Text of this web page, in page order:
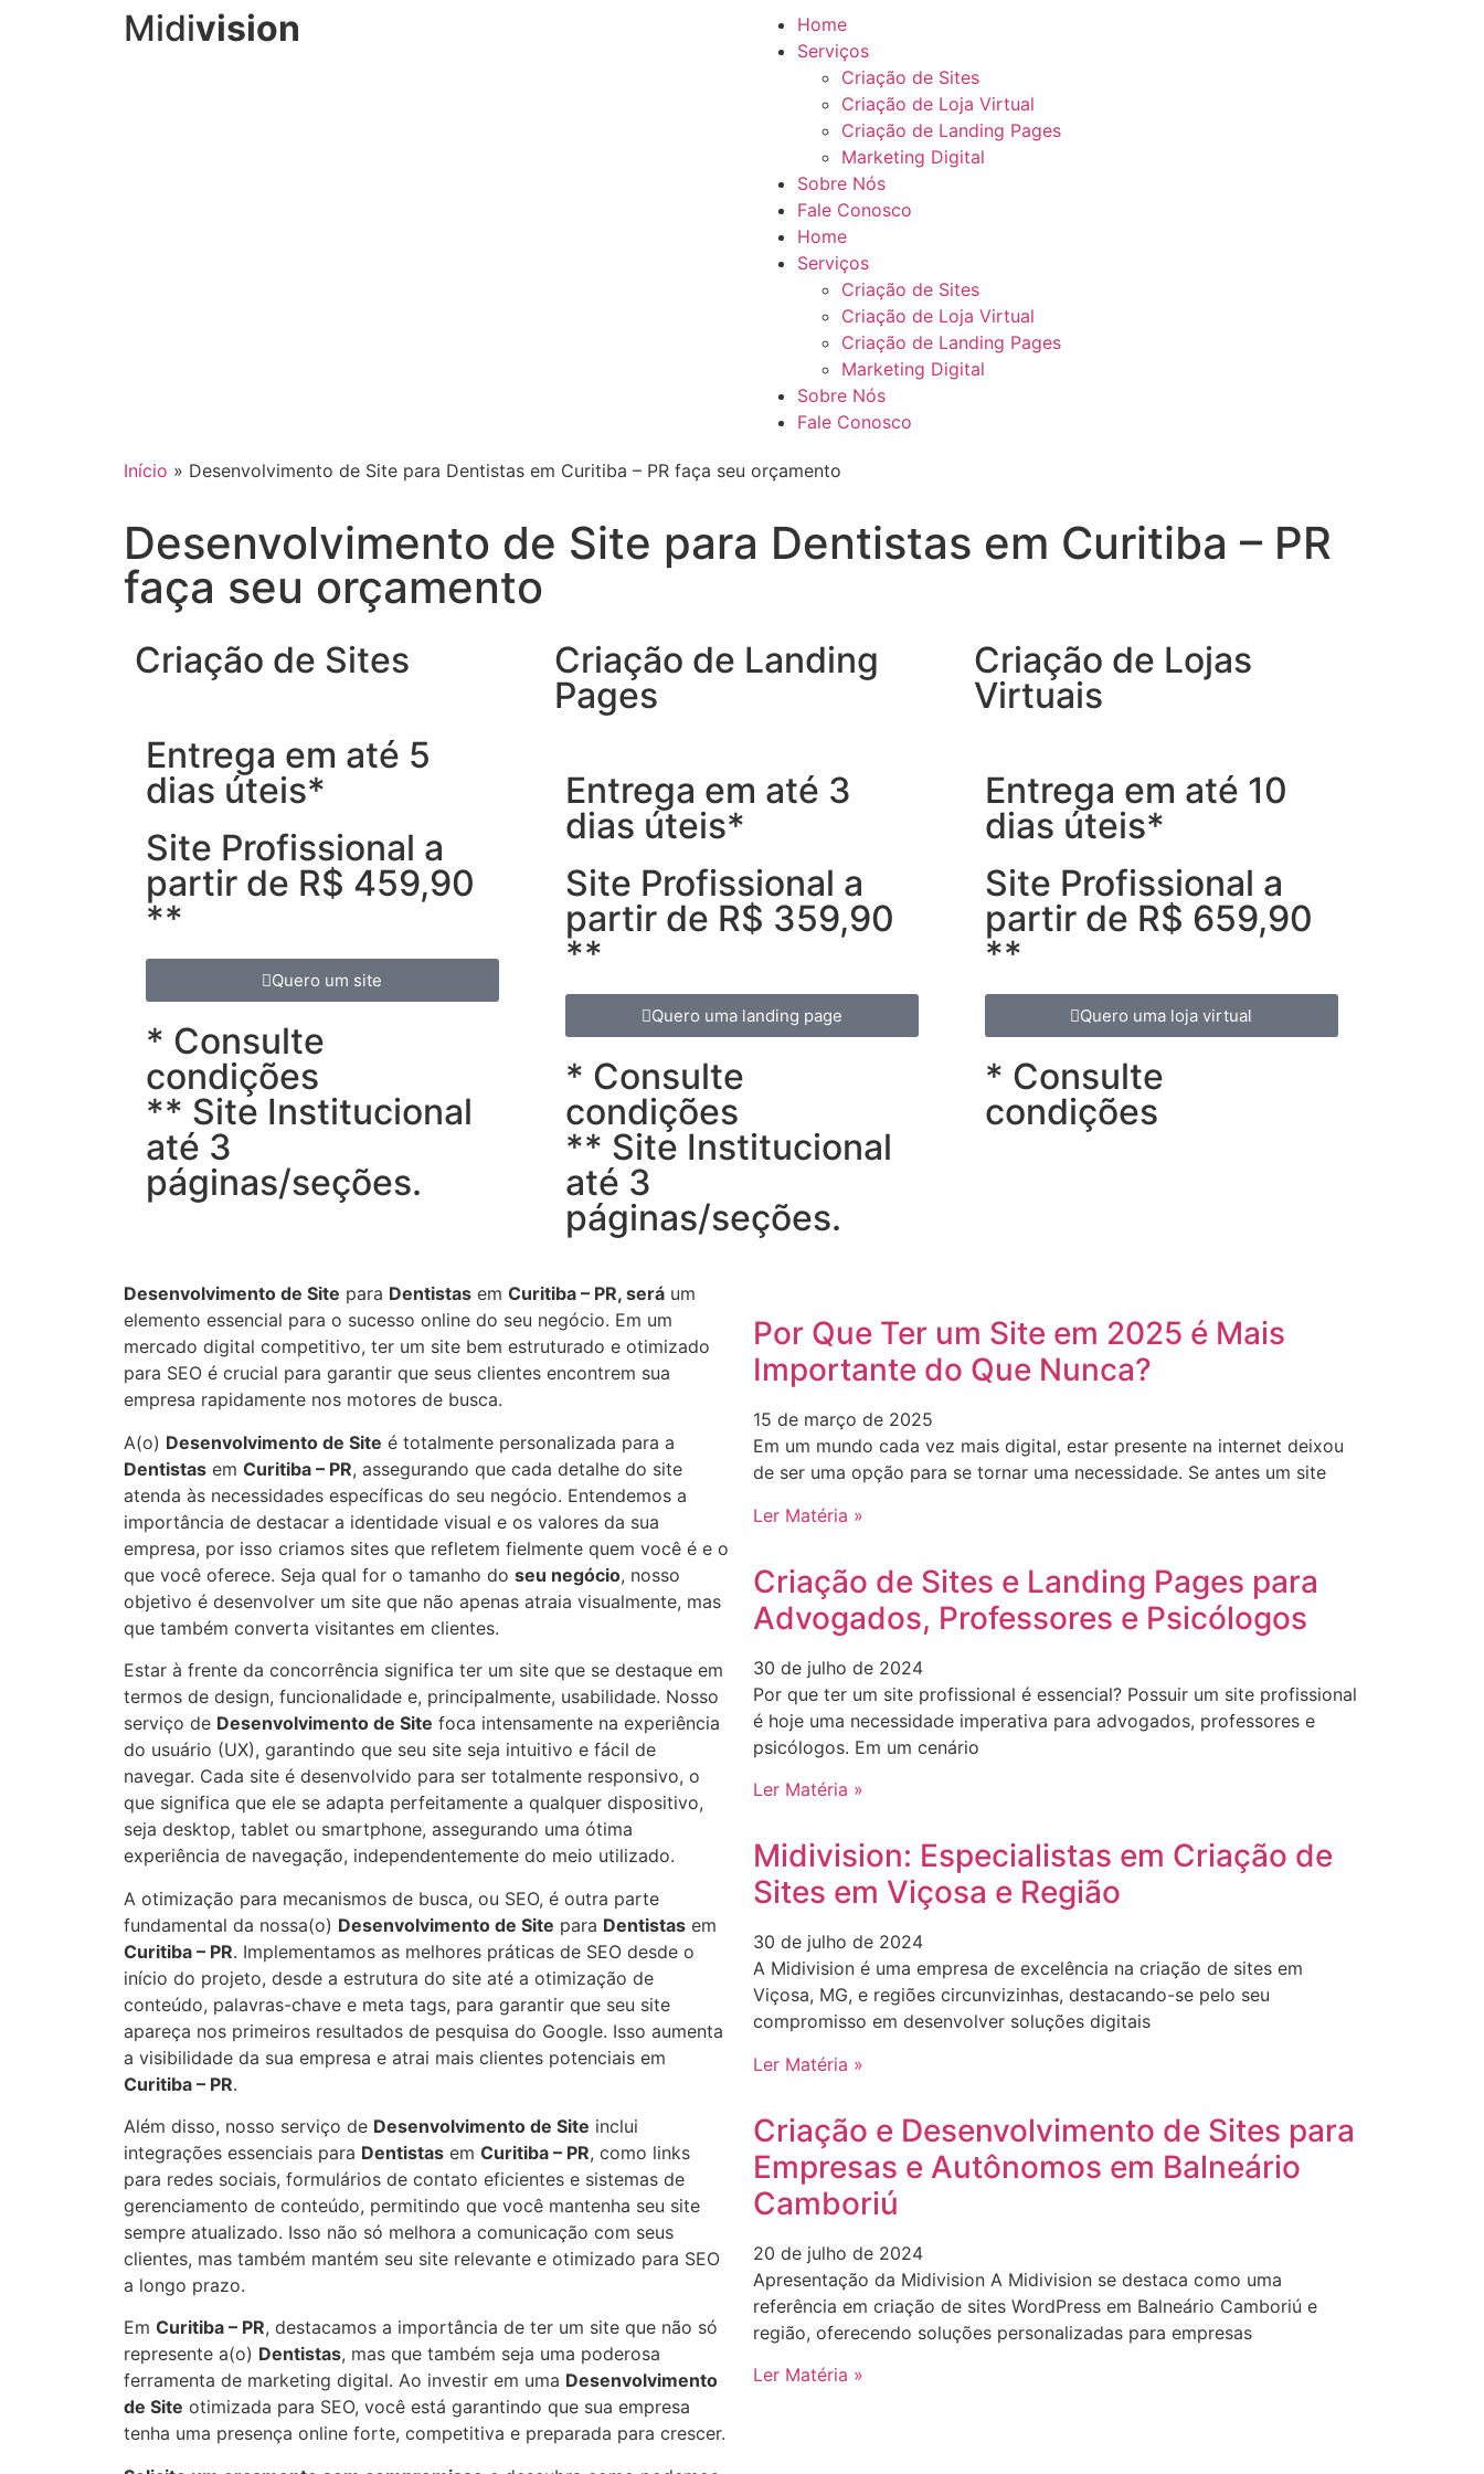
Midivision
Home
Serviços
Criação de Sites
Criação de Loja Virtual
Criação de Landing Pages
Marketing Digital
Sobre Nós
Fale Conosco
Home
Serviços
Criação de Sites
Criação de Loja Virtual
Criação de Landing Pages
Marketing Digital
Sobre Nós
Fale Conosco
Início » Desenvolvimento de Site para Dentistas em Curitiba – PR faça seu orçamento
Desenvolvimento de Site para Dentistas em Curitiba – PR
faça seu orçamento
Criação de Sites
Entrega em até 5
dias úteis*
Site Profissional a
partir de R$ 459,90
**
Quero um site
* Consulte
condições
** Site Institucional
até 3
páginas/seções.
Criação de Landing
Pages
Entrega em até 3
dias úteis*
Site Profissional a
partir de R$ 359,90
**
Quero uma landing page
* Consulte
condições
** Site Institucional
até 3
páginas/seções.
Criação de Lojas
Virtuais
Entrega em até 10
dias úteis*
Site Profissional a
partir de R$ 659,90
**
Quero uma loja virtual
* Consulte
condições
Desenvolvimento de Site para Dentistas em Curitiba – PR, será um
elemento essencial para o sucesso online do seu negócio. Em um
mercado digital competitivo, ter um site bem estruturado e otimizado
para SEO é crucial para garantir que seus clientes encontrem sua
empresa rapidamente nos motores de busca.
A(o) Desenvolvimento de Site é totalmente personalizada para a
Dentistas em Curitiba – PR, assegurando que cada detalhe do site
atenda às necessidades específicas do seu negócio. Entendemos a
importância de destacar a identidade visual e os valores da sua
empresa, por isso criamos sites que refletem fielmente quem você é e o
que você oferece. Seja qual for o tamanho do seu negócio, nosso
objetivo é desenvolver um site que não apenas atraia visualmente, mas
que também converta visitantes em clientes.
Estar à frente da concorrência significa ter um site que se destaque em
termos de design, funcionalidade e, principalmente, usabilidade. Nosso
serviço de Desenvolvimento de Site foca intensamente na experiência
do usuário (UX), garantindo que seu site seja intuitivo e fácil de
navegar. Cada site é desenvolvido para ser totalmente responsivo, o
que significa que ele se adapta perfeitamente a qualquer dispositivo,
seja desktop, tablet ou smartphone, assegurando uma ótima
experiência de navegação, independentemente do meio utilizado.
A otimização para mecanismos de busca, ou SEO, é outra parte
fundamental da nossa(o) Desenvolvimento de Site para Dentistas em
Curitiba – PR. Implementamos as melhores práticas de SEO desde o
início do projeto, desde a estrutura do site até a otimização de
conteúdo, palavras-chave e meta tags, para garantir que seu site
apareça nos primeiros resultados de pesquisa do Google. Isso aumenta
a visibilidade da sua empresa e atrai mais clientes potenciais em
Curitiba – PR.
Além disso, nosso serviço de Desenvolvimento de Site inclui
integrações essenciais para Dentistas em Curitiba – PR, como links
para redes sociais, formulários de contato eficientes e sistemas de
gerenciamento de conteúdo, permitindo que você mantenha seu site
sempre atualizado. Isso não só melhora a comunicação com seus
clientes, mas também mantém seu site relevante e otimizado para SEO
a longo prazo.
Em Curitiba – PR, destacamos a importância de ter um site que não só
represente a(o) Dentistas, mas que também seja uma poderosa
ferramenta de marketing digital. Ao investir em uma Desenvolvimento
de Site otimizada para SEO, você está garantindo que sua empresa
tenha uma presença online forte, competitiva e preparada para crescer.
Por Que Ter um Site em 2025 é Mais
Importante do Que Nunca?
15 de março de 2025
Em um mundo cada vez mais digital, estar presente na internet deixou
de ser uma opção para se tornar uma necessidade. Se antes um site
Ler Matéria »
Criação de Sites e Landing Pages para
Advogados, Professores e Psicólogos
30 de julho de 2024
Por que ter um site profissional é essencial? Possuir um site profissional
é hoje uma necessidade imperativa para advogados, professores e
psicólogos. Em um cenário
Ler Matéria »
Midivision: Especialistas em Criação de
Sites em Viçosa e Região
30 de julho de 2024
A Midivision é uma empresa de excelência na criação de sites em
Viçosa, MG, e regiões circunvizinhas, destacando-se pelo seu
compromisso em desenvolver soluções digitais
Ler Matéria »
Criação e Desenvolvimento de Sites para
Empresas e Autônomos em Balneário
Camboriú
20 de julho de 2024
Apresentação da Midivision A Midivision se destaca como uma
referência em criação de sites WordPress em Balneário Camboriú e
região, oferecendo soluções personalizadas para empresas
Ler Matéria »